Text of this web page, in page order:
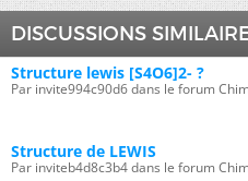
DISCUSSIONS
Structure lewis [S4O6]2- ?
Par invite994c90d6 dans le forum
Structure de LEWIS
Par inviteb4d8c3b4 dans le forum